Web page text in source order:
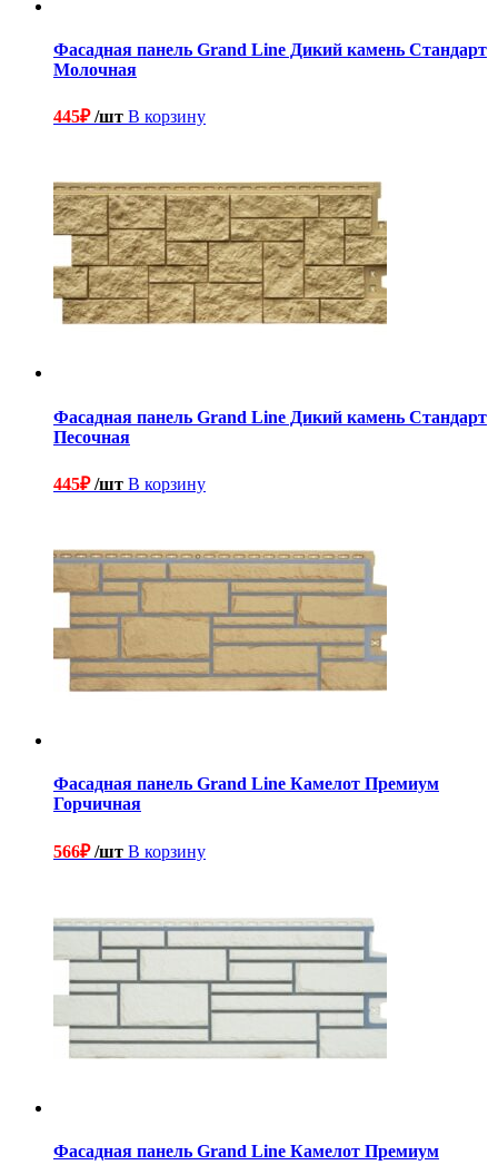
Фасадная панель Grand Line Дикий камень Стандарт
Молочная
445₽/шт В корзину
Фасадная панель Grand Line Дикий камень Стандарт
Песочная
445₽/шт В корзину
Фасадная панель Grand Line Камелот Премиум
Горчичная
566₽/шт В корзину
Фасадная панель Grand Line Камелот Премиум